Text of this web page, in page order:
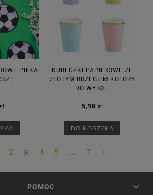
PIŁKA
KUBECZKI PAPIEROWE ZE
ZŁOTYM BRZEGIEM KOLORY
DO WYBO...
5,98 zł
DO KOSZYKA
2 3 4 5 ... 7 »
POMOC